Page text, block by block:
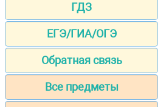
ГДЗ
ЕГЭ/ГИА/ОГЭ
Обратная связь
Все предметы